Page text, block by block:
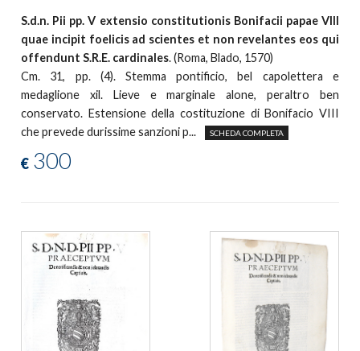
S.d.n. Pii pp. V extensio constitutionis Bonifacii papae VIII
quae incipit foelicis ad scientes et non revelantes eos qui
offendunt S.R.E. cardinales. (Roma, Blado, 1570)
Cm. 31, pp. (4). Stemma pontificio, bel capolettera e
medaglione xil. Lieve e marginale alone, peraltro ben
conservato. Estensione della costituzione di Bonifacio VIII
che prevede durissime sanzioni p...
SCHEDA COMPLETA
€ 300